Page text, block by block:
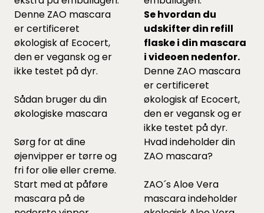
Denne ZAO mascara
er certificeret
økologisk af Ecocert,
den er vegansk og er
ikke testet på dyr.
Sådan bruger du din
økologiske mascara
Sørg for at dine
øjenvipper er tørre og
fri for olie eller creme.
Start med at påføre
mascara på de
Se hvordan du
udskifter din refill
flaske i din mascara
i videoen nedenfor.
Denne ZAO mascara
er certificeret
økologisk af Ecocert,
den er vegansk og er
ikke testet på dyr.
Hvad indeholder din
ZAO mascara?
ZAO´s Aloe Vera
mascara indeholder